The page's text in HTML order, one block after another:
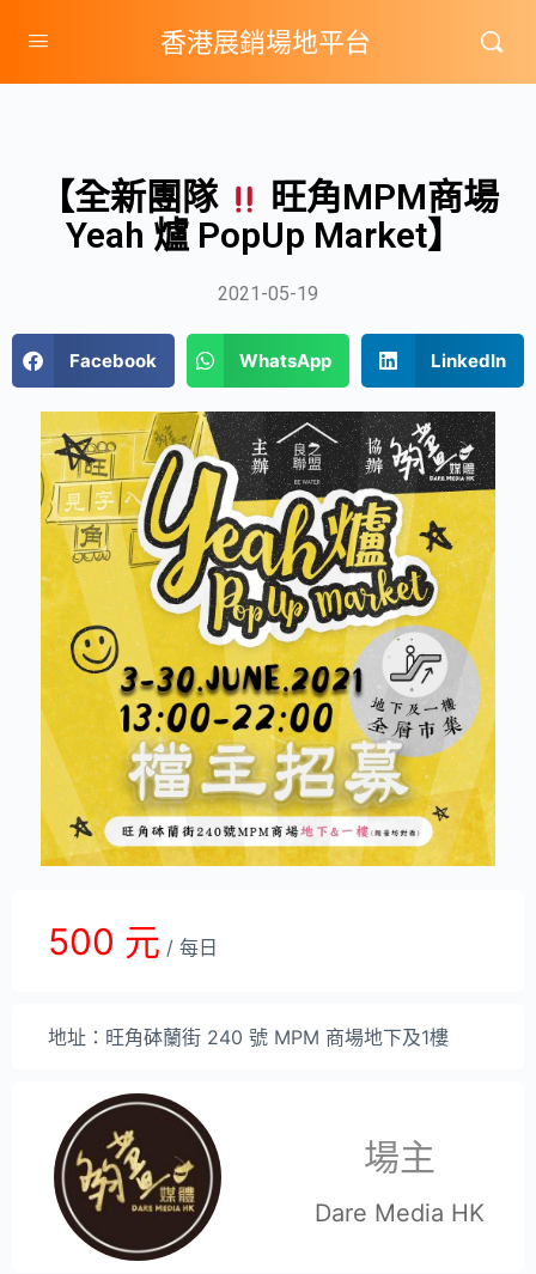
香港展銷場地平台
【全新團隊
旺角MPM商場
Yeah 爐 PopUp Market】
2021-05-19
Facebook WhatsApp LinkedIn
500 元 / 每日
地址：旺角砵蘭街 240 號 MPM 商場地下及1樓
場主
Dare Media HK